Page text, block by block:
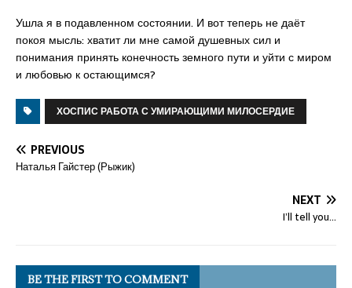
Ушла я в подавленном состоянии. И вот теперь не даёт
покоя мысль: хватит ли мне самой душевных сил и
понимания принять конечность земного пути и уйти с миром
и любовью к остающимся?
ХОСПИС РАБОТА С УМИРАЮЩИМИ МИЛОСЕРДИЕ
PREVIOUS
Наталья Гайстер (Рыжик)
NEXT
I’ll tell you…
BE THE FIRST TO COMMENT